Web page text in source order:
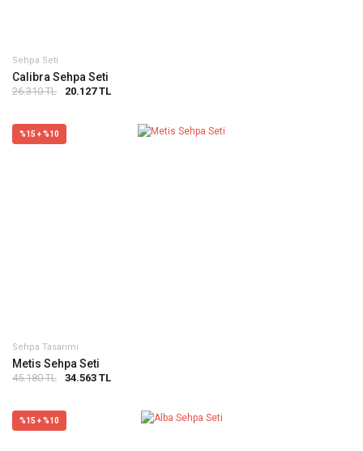
Sehpa Seti
Calibra Sehpa Seti
26.310 TL 20.127 TL
%15 + %10
Sehpa Tasarımı
Metis Sehpa Seti
45.180 TL 34.563 TL
%15 + %10